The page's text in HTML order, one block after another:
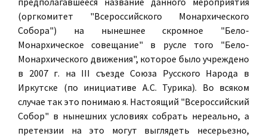
(оргкомитет "Всероссийского Монархического
Собора") на нынешнее скромное "Бело-
Монархическое совещание" в русле того "Бело-
Монархического движения", которое было учреждено
в 2007 г. на III съезде Союза Русского Народа в
Иркутске (по инициативе А.С. Турика). Во всяком
случае так это понимаю я. Настоящий "Всероссийский
Собор" в нынешних условиях собрать нереально, а
претензии на это могут выглядеть несерьезно,